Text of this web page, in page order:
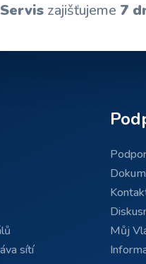
Servis zajišťujeme 7
sítí
Můj